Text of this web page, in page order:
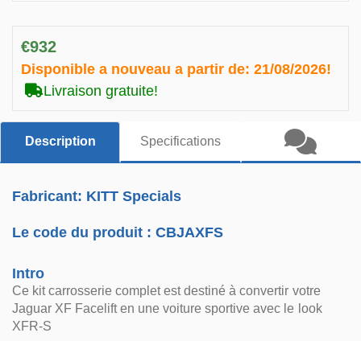
€932
Disponible a nouveau a partir de: 21/08/2026!
Livraison gratuite!
Description Specifications
Fabricant: KITT Specials
Le code du produit :CBJAXFS
Intro
Ce kit carrosserie complet est destiné à convertir votre
Jaguar XF Facelift en une voiture sportive avec le look
XFR-S